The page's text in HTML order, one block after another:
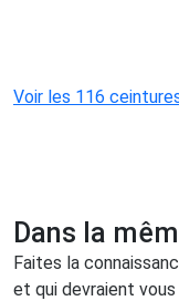
Voir les 116
Dans la
Faites la
et qui devraient vous